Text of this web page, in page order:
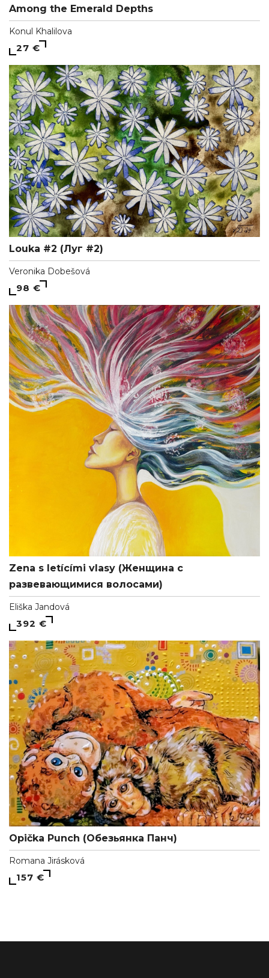
Among the Emerald Depths
Konul Khalilova
27 €
Louka #2 (Луг #2)
Veronika Dobešová
98 €
Zena s letícími vlasy (Женщина с
развевающимися волосами)
Eliška Jandová
392 €
Opička Punch (Обезьянка Панч)
Romana Jirásková
157 €